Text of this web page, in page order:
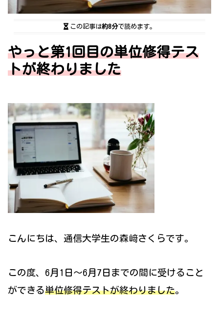
この記事は約8分で読めます。
やっと第1回目の単位修得テス
トが終わりました
こんにちは、通信大学生の森﨑さくらです。
この度、6月1日～6月7日までの間に受けること
ができる単位修得テストが終わりました。